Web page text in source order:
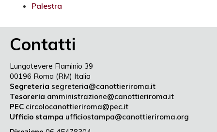
Palestra
Contatti
Lungotevere Flaminio 39
00196 Roma (RM) Italia
Segreteria segreteria@canottieriroma.it
Tesoreria amministrazione@canottieriroma.it
PEC circolocanottieriroma@pec.it
Ufficio stampa ufficiostampa@canottieriroma.org